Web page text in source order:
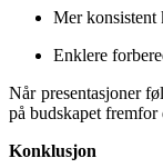
Mer konsistent
Enklere
Når presentasjoner
på budskapet
Konklusjon